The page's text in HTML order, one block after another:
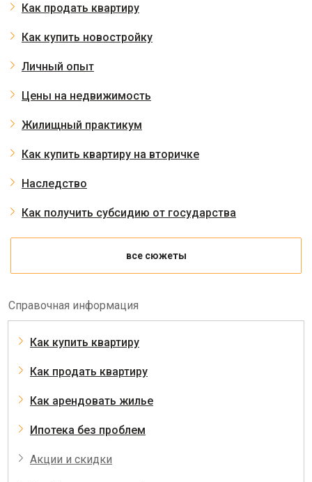
Как продать квартиру
Как купить новостройку
Личный опыт
Цены на недвижимость
Жилищный практикум
Как купить квартиру на вторичке
Наследство
Как получить субсидию от государства
все сюжеты
Справочная информация
Как купить квартиру
Как продать квартиру
Как арендовать жилье
Ипотека без проблем
Акции и скидки